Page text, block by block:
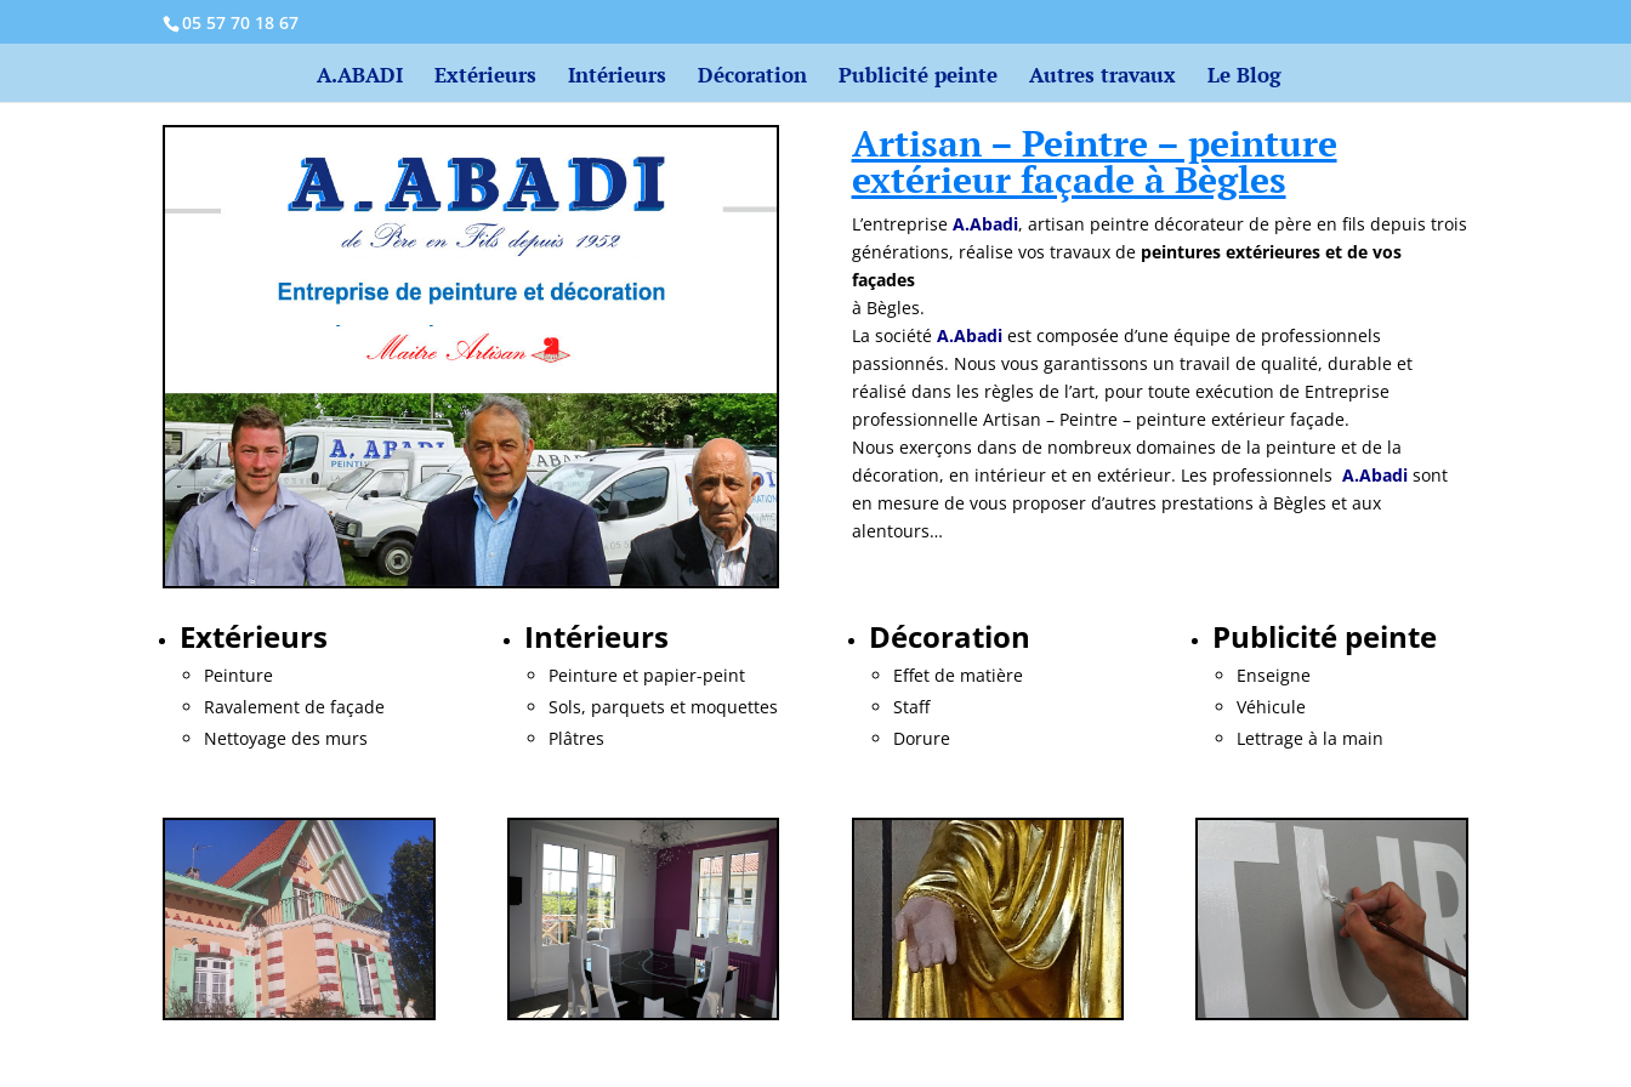
05 57 70 18 67
A.ABADI Extérieurs Intérieurs Décoration Publicité peinte Autres travaux Le Blog
Artisan – Peintre – peinture
extérieur façade à Bègles
L’entreprise A.Abadi, artisan peintre décorateur de père en fils depuis trois
générations, réalise vos travaux de peintures extérieures et de vos
façades
à Bègles.
La société A.Abadiest composée d’une équipe de professionnels
passionnés. Nous vous garantissons un travail de qualité, durable et
réalisé dans les règles de l’art, pour toute exécution de Entreprise
professionnelle Artisan – Peintre – peinture extérieur façade.
Nous exerçons dans de nombreux domaines de la peinture et de la
décoration, en intérieur et en extérieur. Les professionnels A.Abadisont
en mesure de vous proposer d’autres prestations à Bègles et aux
alentours…
Extérieurs
Peinture
Ravalement de façade
Nettoyage des murs
Intérieurs
Peinture et papier-peint
Sols, parquets et moquettes
Plâtres
Décoration
Effet de matière
Staff
Dorure
Publicité peinte
Enseigne
Véhicule
Lettrage à la main